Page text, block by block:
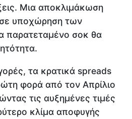
Μια αποκλιμάκωση
σε υποχώρηση των
παρατεταμένο σοκ θα
τα κρατικά spreads
φορά από τον Απρίλιο
τις αυξημένες τιμές
κλίμα αποφυγής